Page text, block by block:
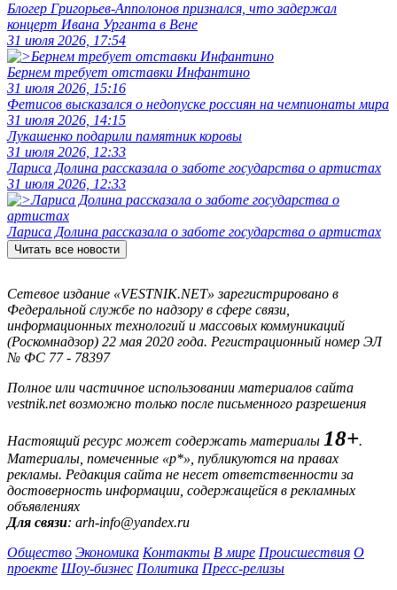
Блогер Григорьев-Апполонов признался, что задержал
концерт Ивана Урганта в Вене
31 июля 2026, 17:54
Бернем требует отставки Инфантино
31 июля 2026, 15:16
Фетисов высказался о недопуске россиян на чемпионаты мира
31 июля 2026, 14:15
Лукашенко подарили памятник коровы
31 июля 2026, 12:33
Лариса Долина рассказала о заботе государства о артистах
31 июля 2026, 12:33
Лариса Долина рассказала о заботе государства о артистах
Читать все новости
Сетевое издание «VESTNIK.NET» зарегистрировано в
Федеральной службе по надзору в сфере связи,
информационных технологий и массовых коммуникаций
(Роскомнадзор) 22 мая 2020 года. Регистрационный номер ЭЛ
№ ФС 77 - 78397
Полное или частичное использовании материалов сайта
vestnik.net возможно только после письменного разрешения
Настоящий ресурс может содержать материалы 18+.
Материалы, помеченные «р*», публикуются на правах
рекламы. Редакция сайта не несет ответственности за
достоверность информации, содержащейся в рекламных
объявлениях
Для связи: arh-info@yandex.ru
Общество Экономика Контакты В мире Происшествия О
проекте Шоу-бизнес Политика Пресс-релизы